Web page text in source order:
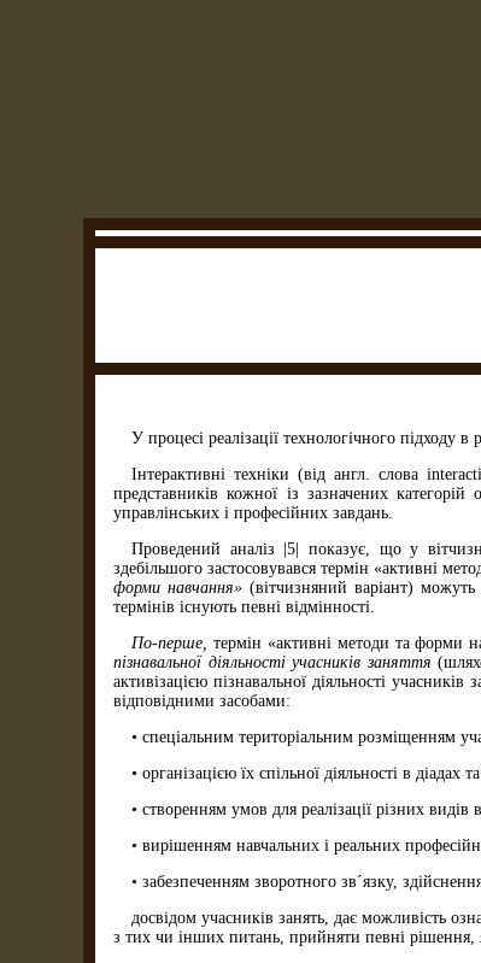
У процесі реалізації технологічного підходу
Інтерактивні техніки (від англ. слова
представників кожної із зазначених
управлінських і професійних завдань.
Проведений аналіз |5| показує, що у
здебільшого застосовувався термін «активні
форми навчання» (вітчизняний варіант)
термінів існують певні відмінності.
По-перше, термін «активні методи та форми
пізнавальної діяльності учасників заняття
активізацією пізнавальної діяльності учасників
відповідними засобами:
• спеціальним територіальним розміщенням
• організацією їх спільної діяльності в діадах
• створенням умов для реалізації різних
• вирішенням навчальних і реальних
• забезпеченням зворотного зв´язку,
досвідом учасників занять, дає можливість
з тих чи інших питань, прийняти певні рішення,